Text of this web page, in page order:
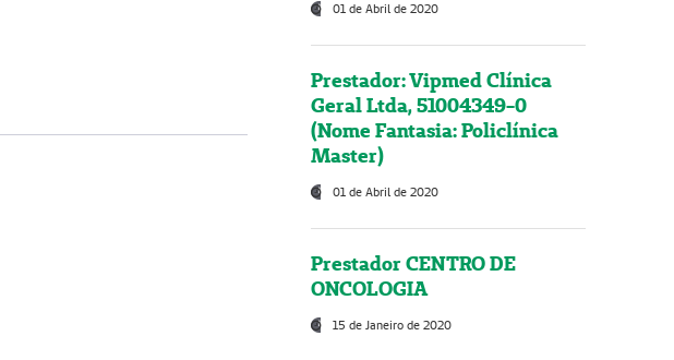
01 de Abril de 2020
Prestador: Vipmed Clínica
Geral Ltda, 51004349-0
(Nome Fantasia: Policlínica
Master)
01 de Abril de 2020
Prestador CENTRO DE
ONCOLOGIA
15 de Janeiro de 2020